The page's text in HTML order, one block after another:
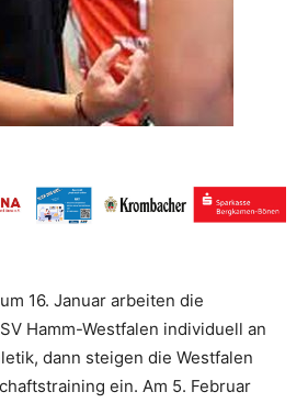
16. Januar arbeiten die
Hamm-Westfalen individuell an
dann steigen die Westfalen
ein. Am 5. Februar